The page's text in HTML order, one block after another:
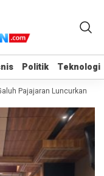
Politik Teknologi
Politik Teknologi
Pajajaran Luncurkan